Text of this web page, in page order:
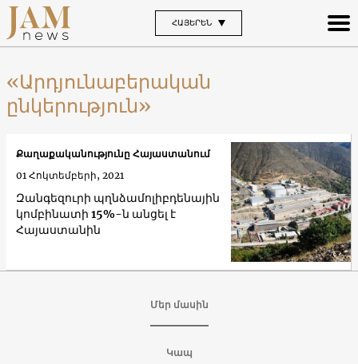
ՀԱՅԵՐԵՆ
«Արդյունաբերական
ընկերություն»
Զանգեզուրի պղնձամոլիբդենային
կոմբինատի 15%-ն անցել է
Հայաստանին
Քաղաքականությունը Հայաստանում
01 Հոկտեմբերի, 2021
Մեր մասին
Կապ